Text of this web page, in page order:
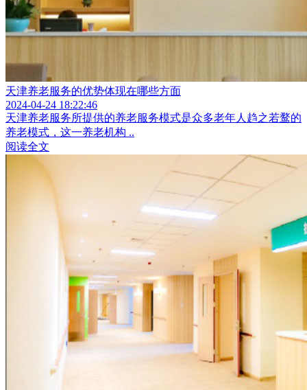
天津养老服务的优势体现在哪些方面
2024-04-24 18:22:46
天津养老服务所提供的养老服务模式是众多老年人趋之若鹜的
养老模式，这一养老机构 ..
阅读全文